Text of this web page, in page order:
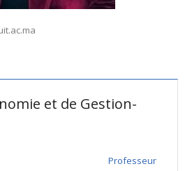
et de Gestion-
Professeur